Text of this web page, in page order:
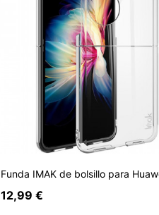
Funda IMAK de bolsillo para
12,99 €